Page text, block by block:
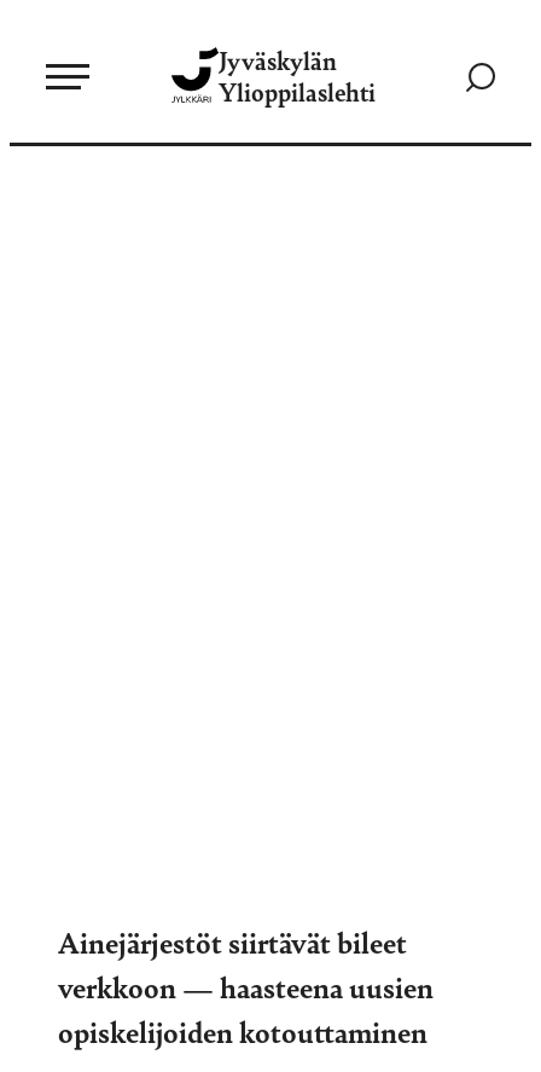
sisältöön
Jyväskylän
Ylioppilaslehti
Siirry
Ainejärjestöt siirtävät bileet
verkkoon — haasteena uusien
opiskelijoiden kotouttaminen